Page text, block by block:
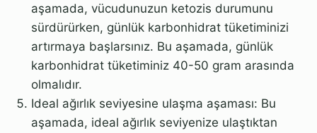
aşamada, vücudunuzun ketozis durumunu
sürdürürken, günlük karbonhidrat tüketiminizi
artırmaya başlarsınız. Bu aşamada, günlük
karbonhidrat tüketiminiz 40-50 gram arasında
olmalıdır.
Ideal ağırlık seviyesine ulaşma aşaması: Bu
aşamada, ideal ağırlık seviyenize ulaştıktan